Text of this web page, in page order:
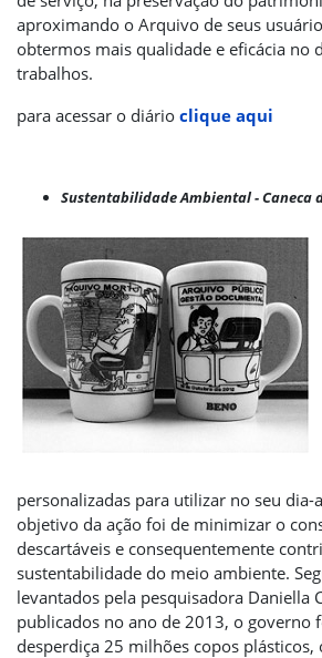
aproximando o Arquivo de seus
obtermos mais qualidade e eficácia no
trabalhos.
para acessar o diário clique aqui
Sustentabilidade Ambiental - Caneca
personalizadas para utilizar no seu dia-
objetivo da ação foi de minimizar o
descartáveis e consequentemente
sustentabilidade do meio ambiente.
levantados pela pesquisadora Daniella
publicados no ano de 2013, o governo
desperdiça 25 milhões copos plásticos,